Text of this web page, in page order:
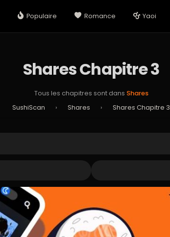
Populaire Romance Yaoi
Shares Chapitre 3
Tous les chapitres sont dans Shares
SushiScan
› Shares › Shares Chapitre 3